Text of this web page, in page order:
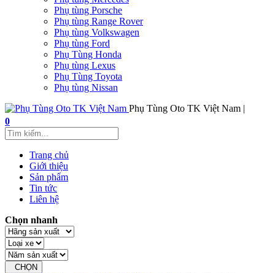
Phụ tùng Porsche
Phụ tùng Range Rover
Phụ tùng Volkswagen
Phụ tùng Ford
Phụ Tùng Honda
Phụ tùng Lexus
Phụ Tùng Toyota
Phụ tùng Nissan
Phụ Tùng Oto TK Việt Nam |
0
Trang chủ
Giới thiệu
Sản phẩm
Tin tức
Liên hệ
Chọn nhanh
CHỌN